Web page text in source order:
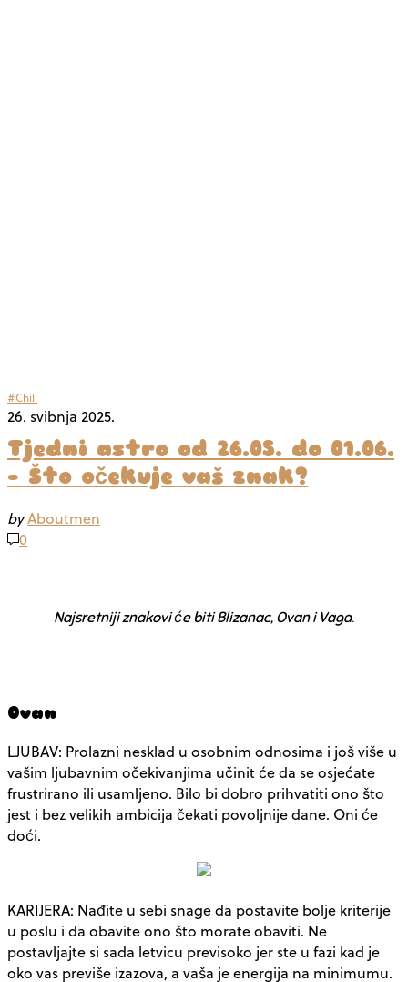
#Chill
26. svibnja 2025.
Tjedni astro od 26.05. do 01.06.
– Što očekuje vaš znak?
byAboutmen
0
Najsretniji znakovi će biti Blizanac, Ovan i Vaga.
Ovan
LJUBAV: Prolazni nesklad u osobnim odnosima i još više u
vašim ljubavnim očekivanjima učinit će da se osjećate
frustrirano ili usamljeno. Bilo bi dobro prihvatiti ono što
jest i bez velikih ambicija čekati povoljnije dane. Oni će
doći.
KARIJERA: Nađite u sebi snage da postavite bolje kriterije
u poslu i da obavite ono što morate obaviti. Ne
postavljajte si sada letvicu previsoko jer ste u fazi kad je
oko vas previše izazova, a vaša je energija na minimumu.